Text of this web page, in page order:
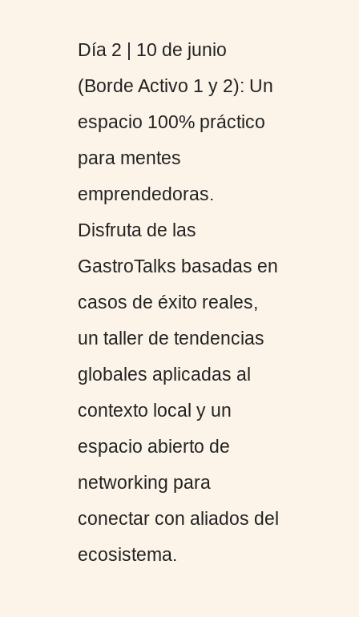
Día 2 | 10 de junio
(Borde Activo 1 y 2): Un
espacio 100% práctico
para mentes
emprendedoras.
Disfruta de las
GastroTalks basadas en
casos de éxito reales,
un taller de tendencias
globales aplicadas al
contexto local y un
espacio abierto de
networking para
conectar con aliados del
ecosistema.